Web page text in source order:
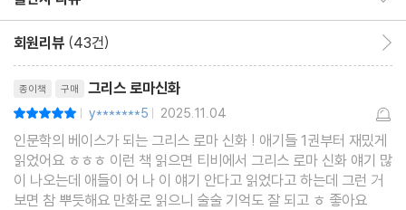
회원리뷰 (43건)
종이책 구매 그리스 로마신화
| y*******5 | 2025.11.04
인문학의 베이스가 되는 그리스 로마 신화 ! 애기들 1권부터 재밌게
읽었어요 ㅎㅎㅎ 이런 책 읽으면 티비에서 그리스 로마 신화 얘기 많
이 나오는데 애들이 어 나 이 얘기 안다고 읽었다고 하는데 그런 거
보면 참 뿌듯해요 만화로 읽으니 술술 기억도 잘 되고 ㅎ 좋아요